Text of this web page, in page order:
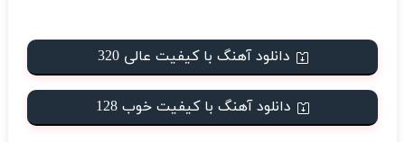
دانلود آهنگ با کیفیت عالی 320
دانلود آهنگ با کیفیت خوب 128